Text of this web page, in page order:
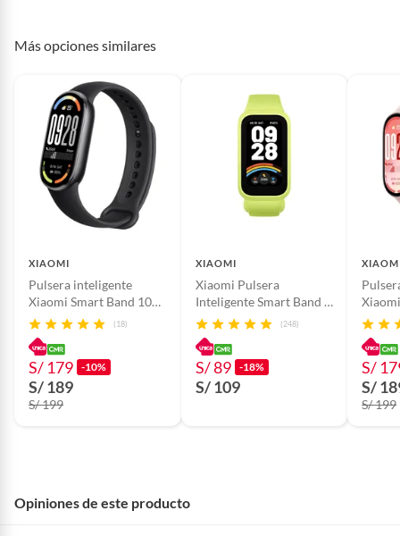
Características de la
pantalla
Sistema operativo Free dos
Más opciones similares
XIAOMI
Pulsera inteligente
Xiaomi Smart Band 10
Midnight Black
(18)
S/ 179 -10%
S/ 189
S/ 199
XIAOMI
Xiaomi Pulsera
Inteligente Smart Band 9
Active 1.47"
(248)
S/ 89 -18%
S/ 109
Mystic
S/
S/
S/ 199
Opiniones de este producto